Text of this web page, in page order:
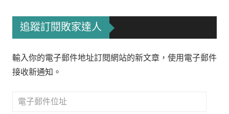
追蹤訂閱敗家達人
輸入你的電子郵件地址訂閱網站的新文章，使用電子郵件
接收新通知。
電